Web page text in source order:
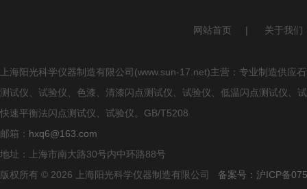
网站首页 | 关于我们
上海阳光科学仪器制造有限公司(www.sun-17.net)主营：专业制造供
测试仪、试验仪、色漆、清漆闪点测试仪、试验仪、低温闪点测试仪、
快速平衡法闪点测试仪、试验仪。GB/T5208
邮箱： hxq6@163.com
地址：上海市南大路30号内中环路88号
版权所有 © 2026 上海阳光科学仪器制造有限公司 备案号：沪ICP备